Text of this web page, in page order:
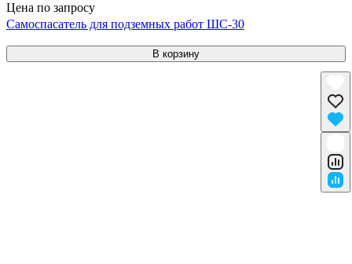
Цена по запросу
Самоспасатель для подземных работ ШС-30
В корзину